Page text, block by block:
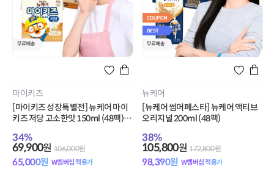
마이키즈
[마이키즈 성장특별전] 뉴케어 마이
키즈 저당 고소한맛 150ml (48팩) +
34%
69,900원 106,000원
65,000원 W멤버십 적용가
뉴케어
[뉴케어 썸머페스타] 뉴케어 액티브
오리지널 200ml (48팩)
38%
105,800원 172,800원
98,390원 W멤버십 적용가